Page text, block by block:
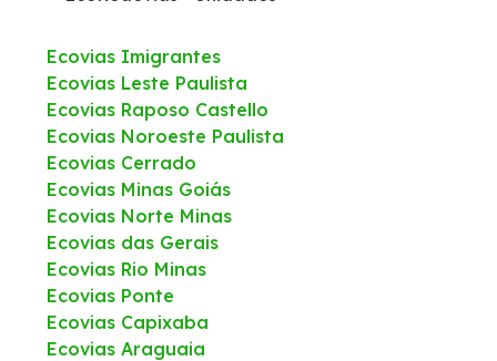
Ecovias Imigrantes
Ecovias Leste Paulista
Ecovias Raposo Castello
Ecovias Noroeste Paulista
Ecovias Cerrado
Ecovias Minas Goiás
Ecovias Norte Minas
Ecovias das Gerais
Ecovias Rio Minas
Ecovias Ponte
Ecovias Capixaba
Ecovias Araguaia